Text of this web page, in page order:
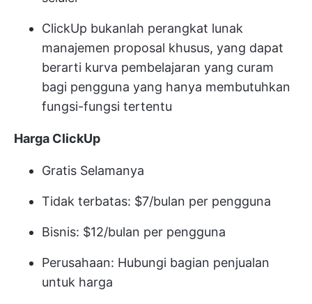
ClickUp bukanlah perangkat lunak
manajemen proposal khusus, yang dapat
berarti kurva pembelajaran yang curam
bagi pengguna yang hanya membutuhkan
fungsi-fungsi tertentu
Harga ClickUp
Gratis Selamanya
Tidak terbatas: $7/bulan per pengguna
Bisnis: $12/bulan per pengguna
Perusahaan: Hubungi bagian penjualan
untuk harga